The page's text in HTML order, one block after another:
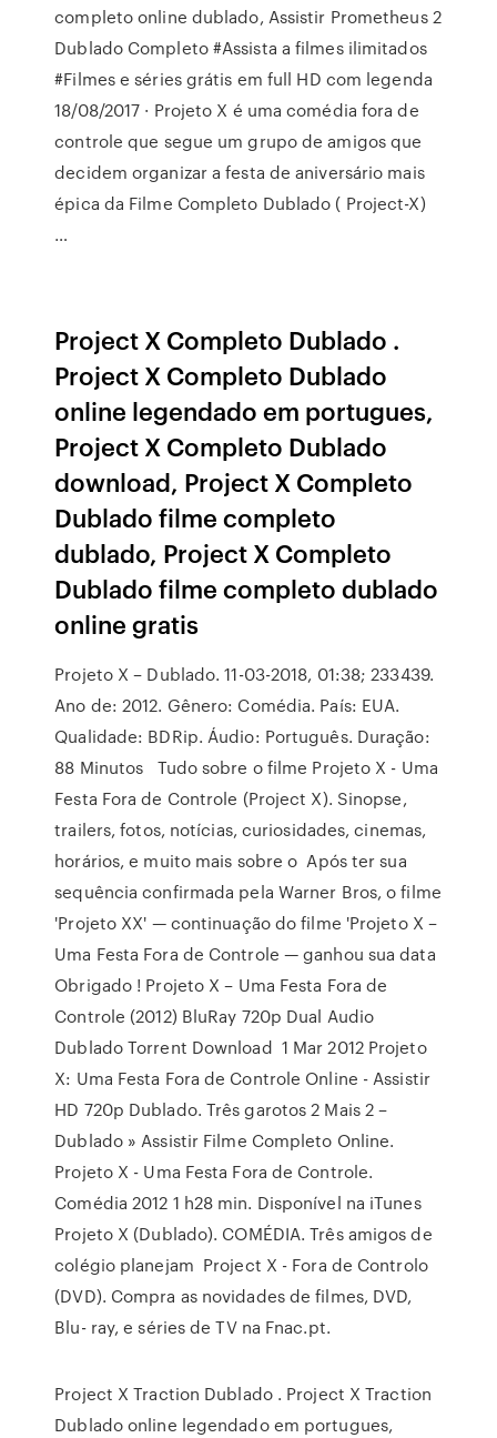
completo online dublado, Assistir Prometheus 2
Dublado Completo #Assista a filmes ilimitados
#Filmes e séries grátis em full HD com legenda
18/08/2017 · Projeto X é uma comédia fora de
controle que segue um grupo de amigos que
decidem organizar a festa de aniversário mais
épica da Filme Completo Dublado ( Project-X)
…
Project X Completo Dublado .
Project X Completo Dublado
online legendado em portugues,
Project X Completo Dublado
download, Project X Completo
Dublado filme completo
dublado, Project X Completo
Dublado filme completo dublado
online gratis
Projeto X – Dublado. 11-03-2018, 01:38; 233439.
Ano de: 2012. Gênero: Comédia. País: EUA.
Qualidade: BDRip. Áudio: Português. Duração:
88 Minutos Tudo sobre o filme Projeto X - Uma
Festa Fora de Controle (Project X). Sinopse,
trailers, fotos, notícias, curiosidades, cinemas,
horários, e muito mais sobre o Após ter sua
sequência confirmada pela Warner Bros, o filme
'Projeto XX' — continuação do filme 'Projeto X –
Uma Festa Fora de Controle — ganhou sua data
Obrigado ! Projeto X – Uma Festa Fora de
Controle (2012) BluRay 720p Dual Audio
Dublado Torrent Download 1 Mar 2012 Projeto
X: Uma Festa Fora de Controle Online - Assistir
HD 720p Dublado. Três garotos 2 Mais 2 –
Dublado » Assistir Filme Completo Online.
Projeto X - Uma Festa Fora de Controle.
Comédia 2012 1 h28 min. Disponível na iTunes
Projeto X (Dublado). COMÉDIA. Três amigos de
colégio planejam Project X - Fora de Controlo
(DVD). Compra as novidades de filmes, DVD,
Blu- ray, e séries de TV na Fnac.pt.
Project X Traction Dublado . Project X Traction
Dublado online legendado em portugues,